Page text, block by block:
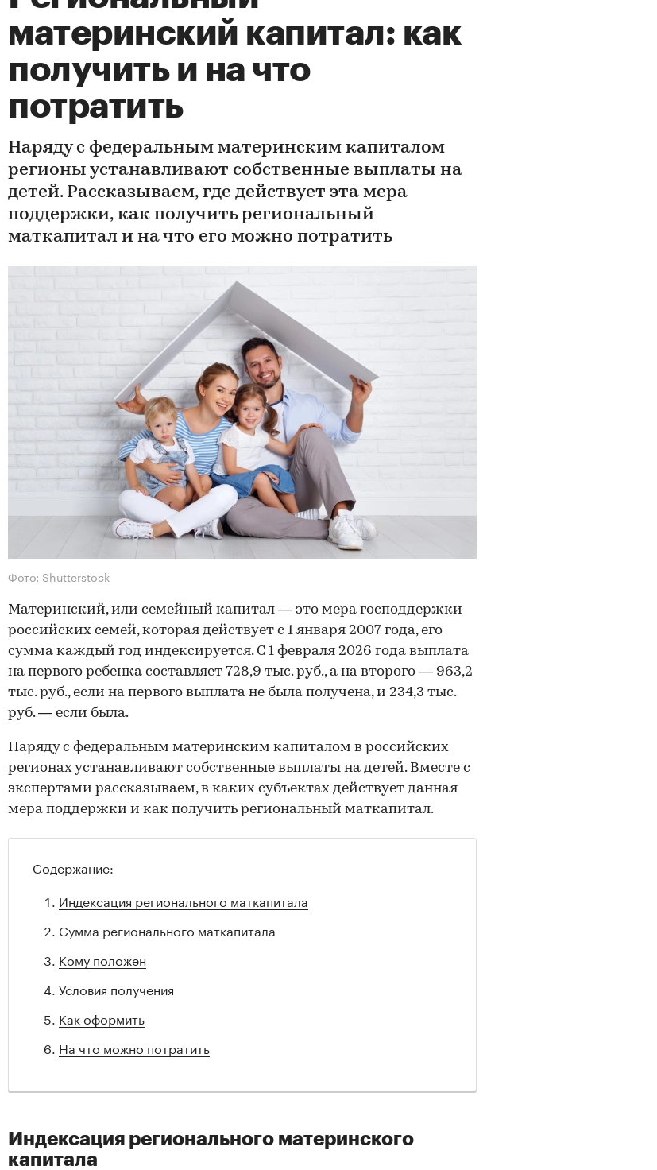
материнский капитал: как
получить и на что
потратить
Наряду с федеральным материнским капиталом
регионы устанавливают собственные выплаты на
детей. Рассказываем, где действует эта мера
поддержки, как получить региональный
маткапитал и на что его можно потратить
Фото: Shutterstock
Материнский, или семейный капитал — это мера господдержки
российских семей, которая действует с 1 января 2007 года, его
сумма каждый год индексируется. С 1 февраля 2026 года выплата
на первого ребенка составляет 728,9 тыс. руб., а на второго — 963,2
тыс. руб., если на первого выплата не была получена, и 234,3 тыс.
руб. — если была.
Наряду с федеральным материнским капиталом в российских
регионах устанавливают собственные выплаты на детей. Вместе с
экспертами рассказываем, в каких субъектах действует данная
мера поддержки и как получить региональный маткапитал.
Содержание:
Индексация регионального маткапитала
Сумма регионального маткапитала
Кому положен
Условия получения
Как оформить
На что можно потратить
Индексация регионального материнского
капитала